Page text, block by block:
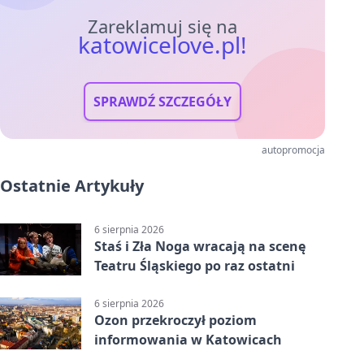
Zareklamuj się na
katowicelove.pl!
SPRAWDŹ SZCZEGÓŁY
autopromocja
Ostatnie Artykuły
6 sierpnia 2026
Staś i Zła Noga wracają na scenę
Teatru Śląskiego po raz ostatni
6 sierpnia 2026
Ozon przekroczył poziom
informowania w Katowicach